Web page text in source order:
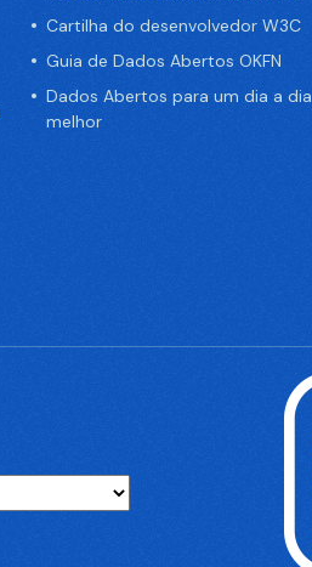
Cartilha do desenvolvedor W3C
Guia de Dados Abertos OKFN
Dados Abertos para um dia a dia
melhor